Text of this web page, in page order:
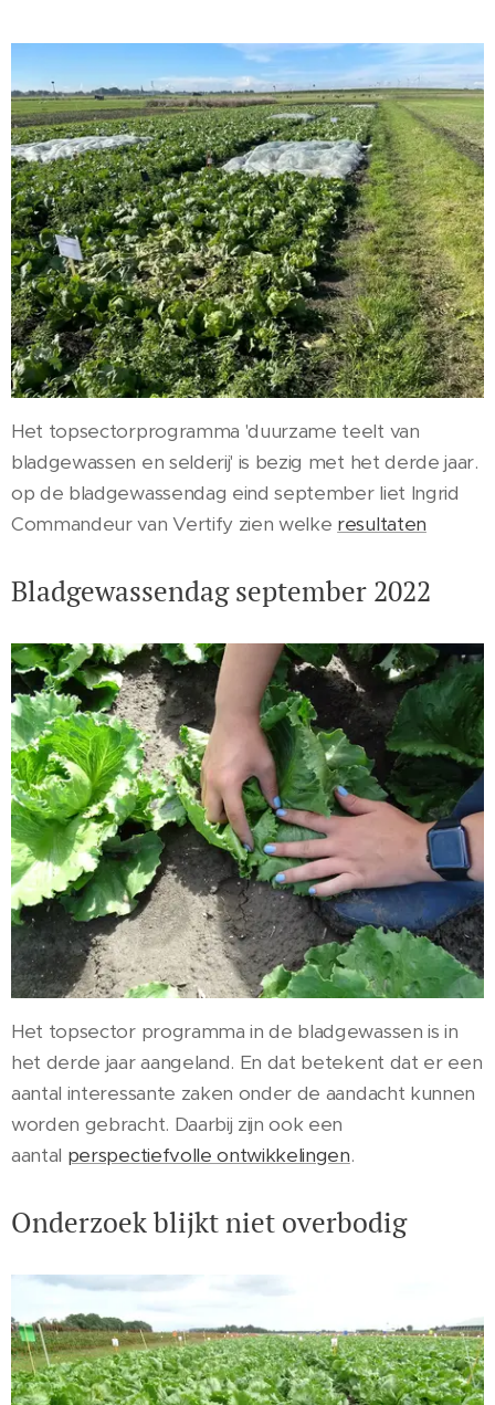
Het topsectorprogramma 'duurzame teelt van
bladgewassen en selderij' is bezig met het derde jaar.
op de bladgewassendag eind september liet Ingrid
Commandeur van Vertify zien welke resultaten
Bladgewassendag september 2022
Het topsector programma in de bladgewassen is in
het derde jaar aangeland. En dat betekent dat er een
aantal interessante zaken onder de aandacht kunnen
worden gebracht. Daarbij zijn ook een
aantal perspectiefvolle ontwikkelingen.
Onderzoek blijkt niet overbodig